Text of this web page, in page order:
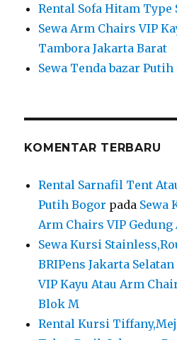
Rental Sofa Hitam Type
Sewa Arm Chairs VIP
Tambora Jakarta Barat
Sewa Tenda bazar
KOMENTAR TERBARU
Rental Sarnafil Tent
Putih Bogor pada Sewa
Arm Chairs VIP
Sewa Kursi
BRIPens Jakarta Selatan
VIP Kayu Atau Arm
Blok M
Rental Kursi